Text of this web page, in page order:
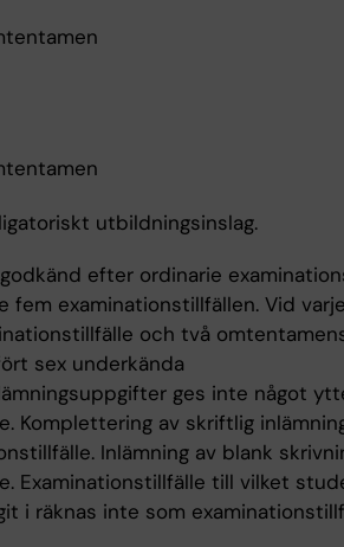
utbildningsinslag.
efter ordinarie
fem examinationstillfällen. Vid
och två
sex underkända
ges inte något
Komplettering av skriftlig
Inlämning av blank
Examinationstillfälle till vilket
i räknas inte som